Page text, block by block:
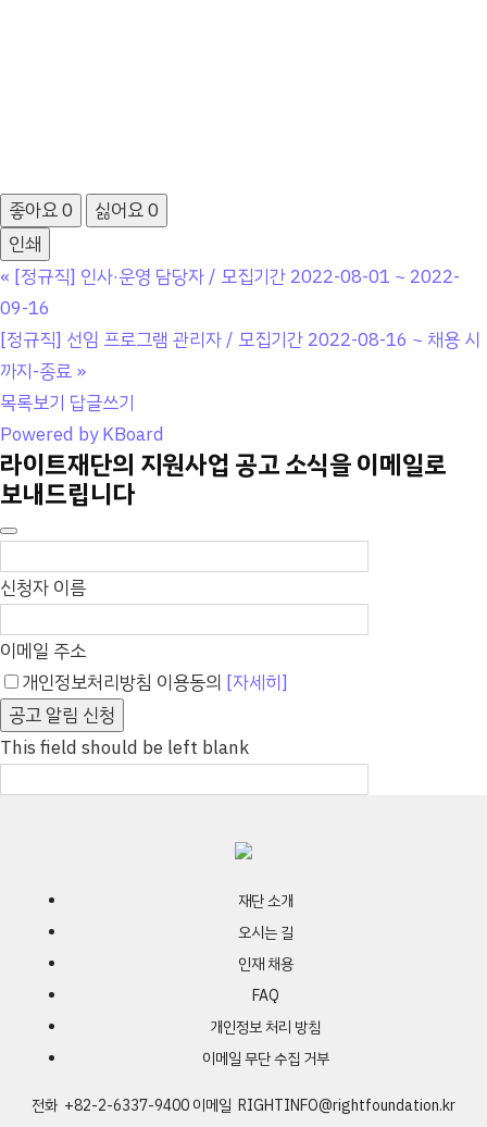
좋아요0 싫어요0
인쇄
« [정규직] 인사·운영 담당자 / 모집기간 2022-08-01 ~ 2022-
09-16
[정규직] 선임 프로그램 관리자 / 모집기간 2022-08-16 ~ 채용 시
까지-종료 »
목록보기 답글쓰기
Powered by KBoard
라이트재단의 지원사업 공고 소식을 이메일로
보내드립니다
신청자 이름
이메일 주소
개인정보처리방침 이용동의 [자세히]
공고 알림 신청
This field should be left blank
재단 소개
오시는 길
인재 채용
FAQ
개인정보 처리 방침
이메일 무단 수집 거부
전화 +82-2-6337-9400이메일 RIGHTINFO@rightfoundation.kr